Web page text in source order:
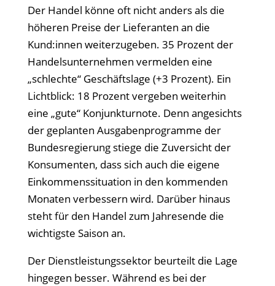
Der Handel könne oft nicht anders als die
höheren Preise der Lieferanten an die
Kund:innen weiterzugeben. 35 Prozent der
Handelsunternehmen vermelden eine
„schlechte“ Geschäftslage (+3 Prozent). Ein
Lichtblick: 18 Prozent vergeben weiterhin
eine „gute“ Konjunkturnote. Denn angesichts
der geplanten Ausgabenprogramme der
Bundesregierung stiege die Zuversicht der
Konsumenten, dass sich auch die eigene
Einkommenssituation in den kommenden
Monaten verbessern wird. Darüber hinaus
steht für den Handel zum Jahresende die
wichtigste Saison an.
Der Dienstleistungssektor beurteilt die Lage
hingegen besser. Während es bei der